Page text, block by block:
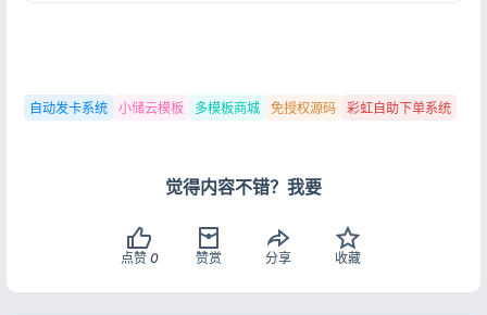
自动发卡系统 小储云模板 多模板商城 免授权源码 彩虹自助下单系统
觉得内容不错？我要
点赞 0 赞赏 分享 收藏